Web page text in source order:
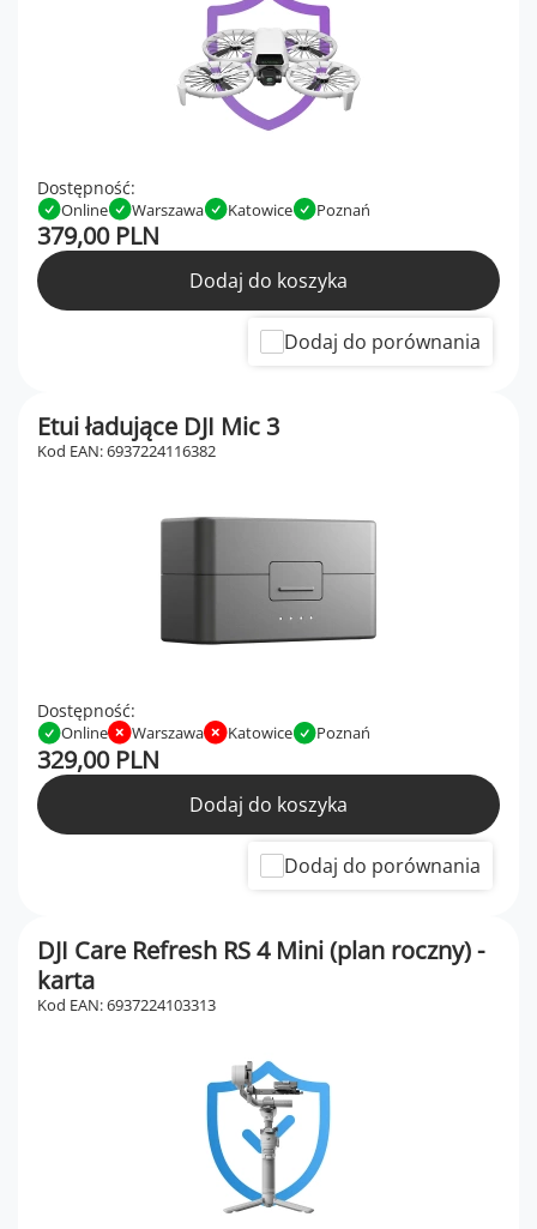
Dostępność:
Online Warszawa Katowice Poznań
379,00 PLN
Dodaj do koszyka
Dodaj do porównania
Etui ładujące DJI Mic 3
Kod EAN: 6937224116382
Dostępność:
Online Warszawa Katowice Poznań
329,00 PLN
Dodaj do koszyka
Dodaj do porównania
DJI Care Refresh RS 4 Mini (plan roczny) -
karta
Kod EAN: 6937224103313